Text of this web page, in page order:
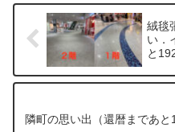
絨毯
い．
と
隣町の思い出（還暦まであと